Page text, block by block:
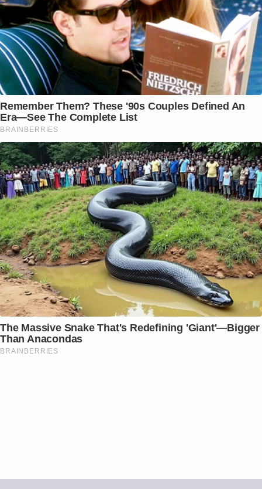
Remember Them? These '90s Couples Defined An
Era—See The Complete List
BRAINBERRIES
The Massive Snake That's Redefining 'Giant'—Bigger
Than Anacondas
BRAINBERRIES